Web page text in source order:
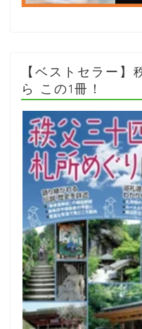
【ベストセラー
ら この1冊！